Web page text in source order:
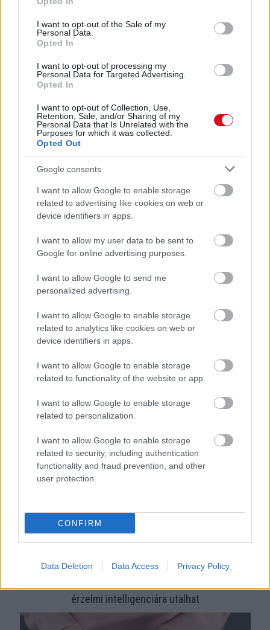
use your data for below specified purposes in below Google
consent section.
I want to opt-out of the Sale of my
Personal Data.
Opted In
I want to opt-out of processing my
Personal Data for Targeted Advertising.
Opted In
I want to opt-out of Collection, Use,
Retention, Sale, and/or Sharing of my
Personal Data that Is Unrelated with the
Purposes for which it was collected.
Opted Out
Google consents
I want to allow Google to enable storage
related to advertising like cookies on web or
device identifiers in apps.
I want to allow my user data to be sent to
Google for online advertising purposes.
I want to allow Google to send me
personalized advertising.
I want to allow Google to enable storage
related to analytics like cookies on web or
device identifiers in apps.
I want to allow Google to enable storage
related to functionality of the website or app.
I want to allow Google to enable storage
related to personalization.
I want to allow Google to enable storage
related to security, including authentication
functionality and fraud prevention, and other
user protection.
CONFIRM
Data Deletion Data Access Privacy Policy
24 óra
Ezért párásodik be állandóan az ablak – egyszerűbb a
megoldás, mint gondolnád
újra csillogó a vízköves csap
érzelmi intelligenciára utalhat